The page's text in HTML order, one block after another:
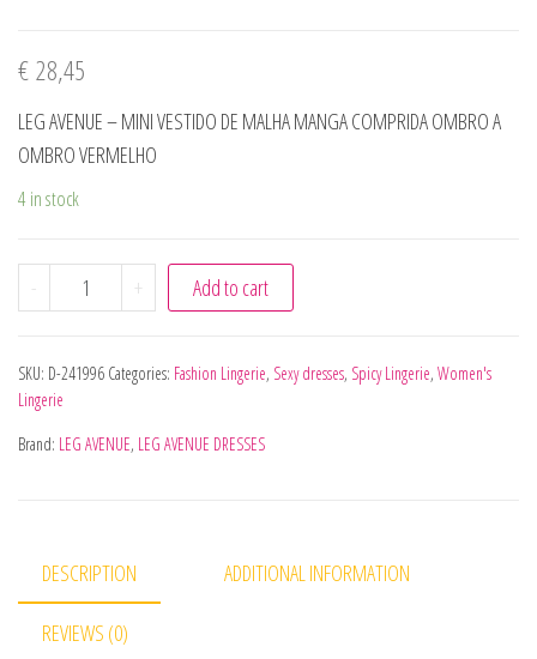
€28,45
LEG AVENUE – MINI VESTIDO DE MALHA MANGA COMPRIDA OMBRO A
OMBRO VERMELHO
4 in stock
- LEG AVENUE - MINI VESTIDO DE MALHA MANGA
+ Add to cart
SKU: D-241996 Categories: Fashion Lingerie, Sexy dresses, Spicy Lingerie, Women's
Lingerie
Brand: LEG AVENUE, LEG AVENUE DRESSES
DESCRIPTION ADDITIONAL INFORMATION
REVIEWS (0)